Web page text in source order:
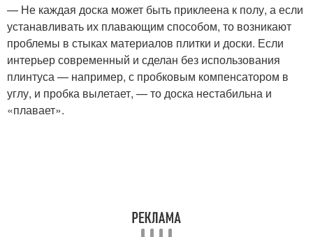
— Не каждая доска может быть приклеена к полу, а если
устанавливать их плавающим способом, то возникают
проблемы в стыках материалов плитки и доски. Если
интерьер современный и сделан без использования
плинтуса — например, с пробковым компенсатором в
углу, и пробка вылетает, — то доска нестабильна и
«плавает».